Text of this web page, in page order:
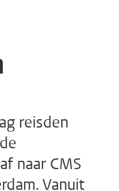
reisden
naar CMS
Vanuit